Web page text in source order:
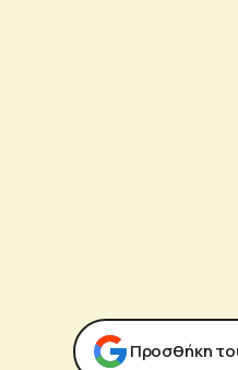
Προσθήκη